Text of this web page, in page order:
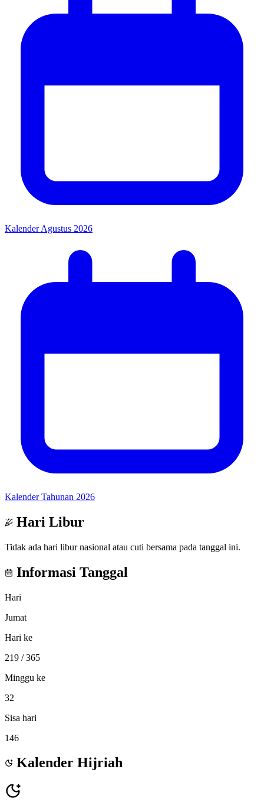
Kalender Agustus 2026
Kalender Tahunan 2026
Hari Libur
Tidak ada hari libur nasional atau cuti bersama pada tanggal ini.
Informasi Tanggal
Hari
Jumat
Hari ke
219 / 365
Minggu ke
32
Sisa hari
146
Kalender Hijriah